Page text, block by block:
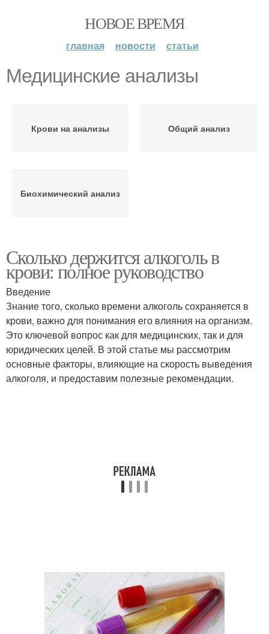
НОВОЕ ВРЕМЯ
главная новости статьи
Медицинские анализы
Крови на анализы Общий анализ
Биохимический анализ
Сколько держится алкоголь в
крови: полное руководство
Введение
Знание того, сколько времени алкоголь сохраняется в
крови, важно для понимания его влияния на организм.
Это ключевой вопрос как для медицинских, так и для
юридических целей. В этой статье мы рассмотрим
основные факторы, влияющие на скорость выведения
алкоголя, и предоставим полезные рекомендации.